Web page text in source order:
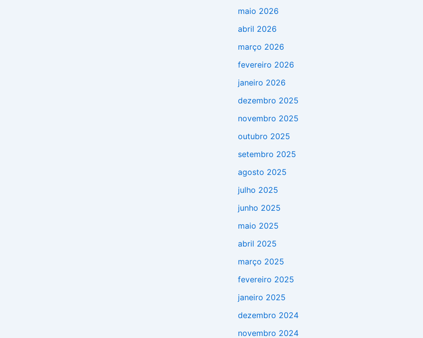
maio 2026
abril 2026
março 2026
fevereiro 2026
janeiro 2026
dezembro 2025
novembro 2025
outubro 2025
setembro 2025
agosto 2025
julho 2025
junho 2025
maio 2025
abril 2025
março 2025
fevereiro 2025
janeiro 2025
dezembro 2024
novembro 2024